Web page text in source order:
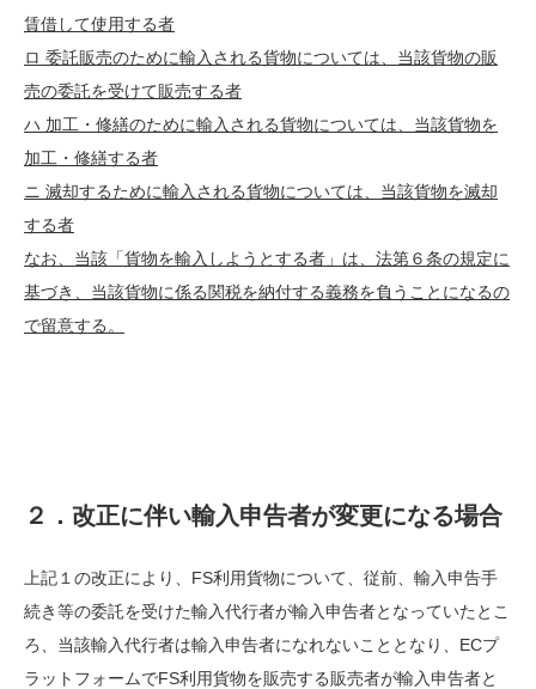
賃借して使用する者
ロ 委託販売のために輸入される貨物については、当該貨物の販
売の委託を受けて販売する者
ハ 加工・修繕のために輸入される貨物については、当該貨物を
加工・修繕する者
ニ 滅却するために輸入される貨物については、当該貨物を滅却
する者
なお、当該「貨物を輸入しようとする者」は、法第６条の規定に
基づき、当該貨物に係る関税を納付する義務を負うことになるの
で留意する。
２．改正に伴い輸入申告者が変更になる場合
上記１の改正により、 FS利用貨物について、従前、輸入申告手
続き等の委託を受けた輸入代行者が輸入申告者となっていたとこ
ろ、当該輸入代行者は輸入申告者になれないこととなり、 ECプ
ラットフォームでFS利用貨物を販売する販売者が輸入申告者と